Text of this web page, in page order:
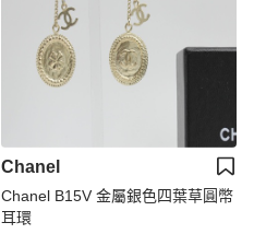
Chanel
Chanel B15V 金屬銀色四葉草圓幣
耳環